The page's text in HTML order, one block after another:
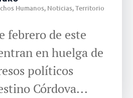
Humanos, Noticias,Territorio
febrero de este
en huelga de
políticos
Córdova...